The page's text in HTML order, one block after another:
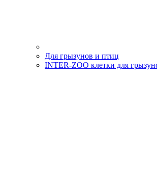
Для грызунов и птиц
INTER-ZOO клетки для